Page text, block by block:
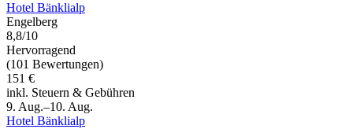
Hotel Bänklialp
Engelberg
8,8/10
Hervorragend
(101 Bewertungen)
151 €
inkl. Steuern & Gebühren
9. Aug.–10. Aug.
Hotel Bänklialp